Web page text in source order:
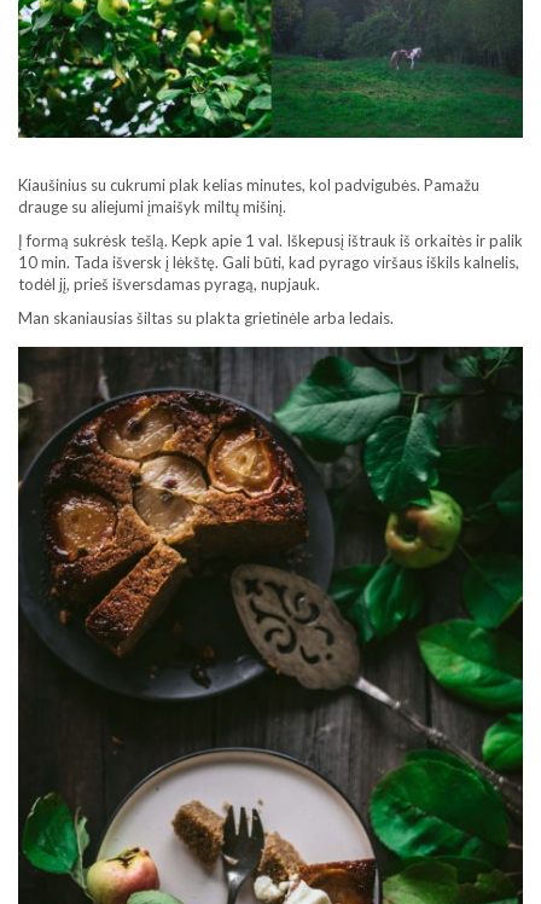
Kiaušinius su cukrumi plak kelias minutes, kol padvigubės. Pamažu
drauge su aliejumi įmaišyk miltų mišinį.
Į formą sukrėsk tešlą. Kepk apie 1 val. Iškepusį ištrauk iš orkaitės ir palik
10 min. Tada išversk į lėkštę. Gali būti, kad pyrago viršaus iškils kalnelis,
todėl jį, prieš išversdamas pyragą, nupjauk.
Man skaniausias šiltas su plakta grietinėle arba ledais.